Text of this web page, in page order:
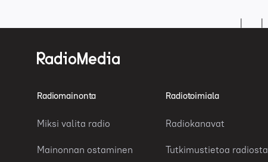
Radiomainonta
Miksi valita radio
Mainonnan ostaminen
Radiotoimiala
Radiokanavat
Tutkimustietoa radiosta